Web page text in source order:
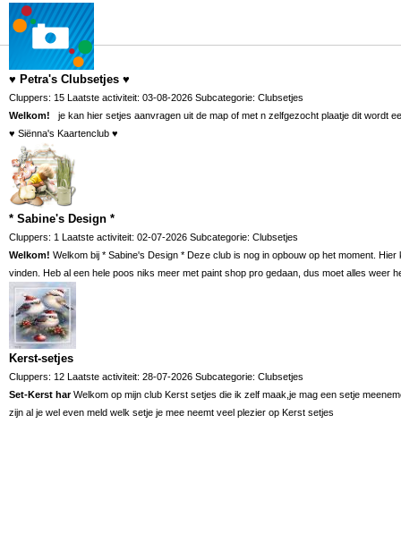
♥ Petra's Clubsetjes ♥
Cluppers: 15 Laatste activiteit: 03-08-2026 Subcategorie: Clubsetjes
Welkom! je kan hier setjes aanvragen uit de map of met n zelfgezocht plaatje dit wordt
♥ Siënna's Kaartenclub ♥
* Sabine's Design *
Cluppers: 1 Laatste activiteit: 02-07-2026 Subcategorie: Clubsetjes
Welkom! Welkom bij * Sabine's Design * Deze club is nog in opbouw op het moment.
vinden. Heb al een hele poos niks meer met paint shop pro gedaan, dus moet alles weer
Kerst-setjes
Cluppers: 12 Laatste activiteit: 28-07-2026 Subcategorie: Clubsetjes
Set-Kerst harWelkom op mijn club Kerst setjes die ik zelf maak,je mag een setje
zijn al je wel even meld welk setje je mee neemt veel plezier op Kerst setjes